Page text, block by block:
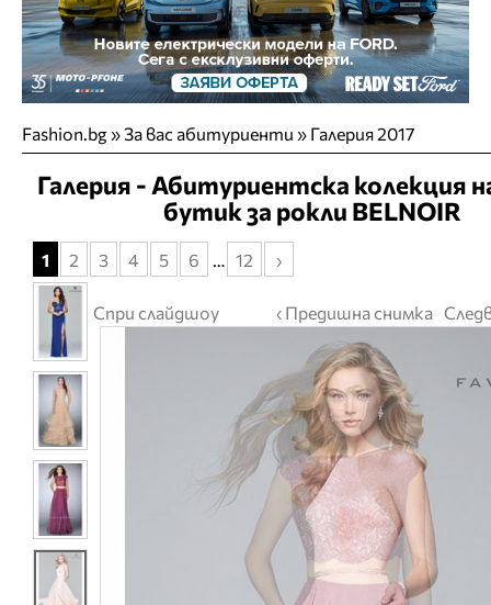
Fashion.bg»За вас абитуриенти » Галерия 2017
Галерия - Абитуриентска колекция
бутик за рокли BELNOIR
Спри слайдшоу ‹ Предишна снимка
1 2 3 4 5 6 … 12 ›